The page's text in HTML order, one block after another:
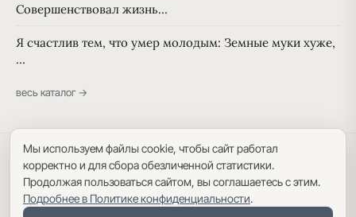
Совершенствовал жизнь…
Я счастлив тем, что умер молодым: Земные муки хуже,
…
весь каталог →
Политика конфиденциальности Пользовательское соглашение
Карта сайта
Мы используем файлы cookie, чтобы сайт работал
корректно и для сбора обезличенной статистики.
Продолжая пользоваться сайтом, вы соглашаетесь с этим.
Подробнее в Политике конфиденциальности.